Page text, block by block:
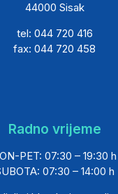
44000 Sisak
tel: 044 720 416
fax: 044 720 458
Radno vrijeme
PET: 07:30 – 19:30 h
07:30 – 14:00 h